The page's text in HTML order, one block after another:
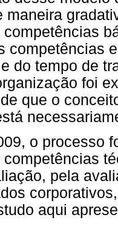
maneira
competências
do tempo de
foi
que o
o processo
pela
aqui